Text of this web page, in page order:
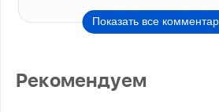
Показать все
Рекомендуем